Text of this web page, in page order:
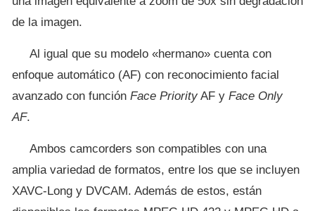
de la imagen.
Al igual que su modelo «hermano» cuenta con
enfoque automático (AF) con reconocimiento facial
avanzado con función Face Priority AF y Face Only
AF.
Ambos camcorders son compatibles con una
amplia variedad de formatos, entre los que se incluyen
XAVC-Long y DVCAM. Además de estos, están